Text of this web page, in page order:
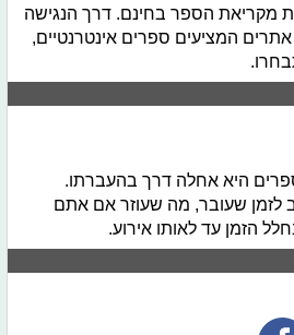
מקריאת הספר בחינם. דרך הנגישה
המציעים ספרים אינטרנטיים,
היא אחלה דרך בהעברתו.
לזמן שעובר, מה שעוזר אם אתם
הזמן עד לאותו אירוע.